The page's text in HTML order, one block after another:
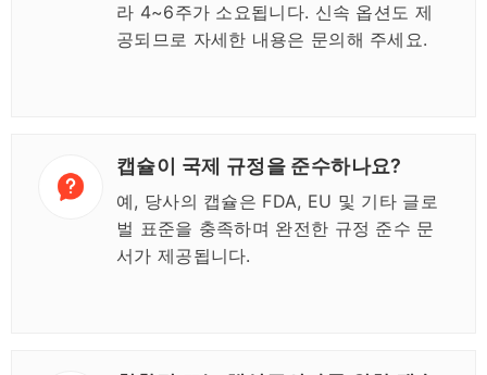
라 4~6주가 소요됩니다. 신속 옵션도 제
공되므로 자세한 내용은 문의해 주세요.
캡슐이 국제 규정을 준수하나요?
예, 당사의 캡슐은 FDA, EU 및 기타 글로
벌 표준을 충족하며 완전한 규정 준수 문
서가 제공됩니다.